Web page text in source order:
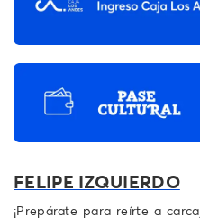
FELIPE IZQUIERDO
¡Prepárate para reírte a